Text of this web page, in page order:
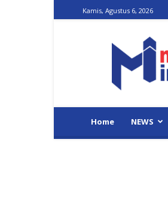
Kamis, Agustus 6, 2026
Home NEWS